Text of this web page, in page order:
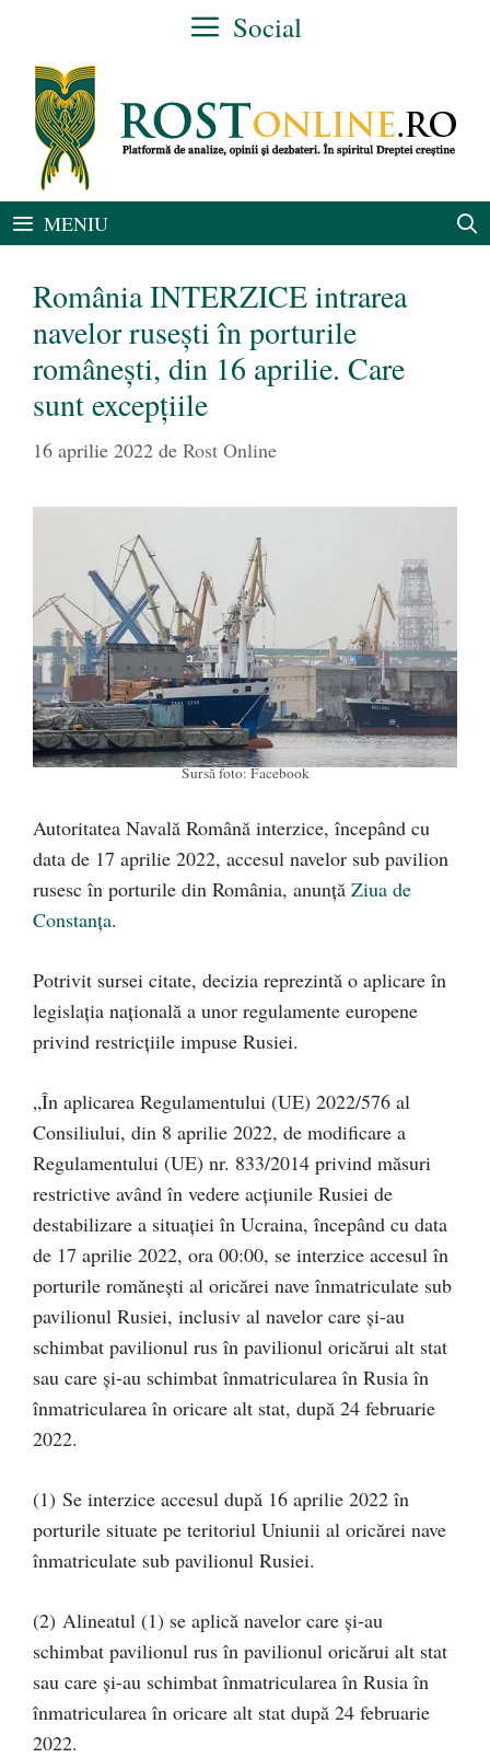
conținut
Social
MENIU
România INTERZICE intrarea
navelor rusești în porturile
românești, din 16 aprilie. Care
sunt excepțiile
16 aprilie 2022 de Rost Online
Sursă foto: Facebook
Autoritatea Navală Română interzice, începând cu
data de 17 aprilie 2022, accesul navelor sub pavilion
rusesc în porturile din România, anunță Ziua de
Constanța.
Potrivit sursei citate, decizia reprezintă o aplicare în
legislația națională a unor regulamente europene
privind restricțiile impuse Rusiei.
„În aplicarea Regulamentului (UE) 2022/576 al
Consiliului, din 8 aprilie 2022, de modificare a
Regulamentului (UE) nr. 833/2014 privind măsuri
restrictive având în vedere acțiunile Rusiei de
destabilizare a situației în Ucraina, începând cu data
de 17 aprilie 2022, ora 00:00, se interzice accesul în
porturile romănești al oricărei nave înmatriculate sub
pavilionul Rusiei, inclusiv al navelor care și-au
schimbat pavilionul rus în pavilionul oricărui alt stat
sau care și-au schimbat înmatricularea în Rusia în
înmatricularea în oricare alt stat, după 24 februarie
2022.
(1) Se interzice accesul după 16 aprilie 2022 în
porturile situate pe teritoriul Uniunii al oricărei nave
înmatriculate sub pavilionul Rusiei.
(2) Alineatul (1) se aplică navelor care și-au
schimbat pavilionul rus în pavilionul oricărui alt stat
sau care și-au schimbat înmatricularea în Rusia în
înmatricularea în oricare alt stat după 24 februarie
2022.